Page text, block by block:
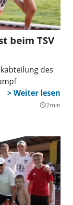
beim TSV
des
query_builder2min